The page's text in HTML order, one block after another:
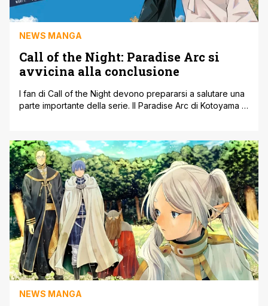
NEWS MANGA
Call of the Night: Paradise Arc si
avvicina alla conclusione
I fan di Call of the Night devono prepararsi a salutare una
parte importante della serie. Il Paradise Arc di Kotoyama si
questa parte della storia ha conquistato tanti lettori con le
sue notti piene [']
NEWS MANGA